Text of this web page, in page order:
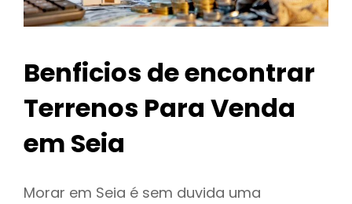
Benficios de encontrar
Terrenos Para Venda
em Seia
Morar em Seia é sem duvida uma